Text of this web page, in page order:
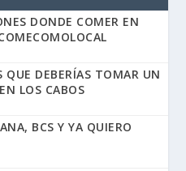
DONDE COMER EN
QUE DEBERÍAS TOMAR UN
LOS CABOS
BCS Y YA QUIERO